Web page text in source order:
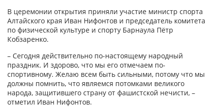
В церемонии открытия приняли участие министр спорта
Алтайского края Иван Нифонтов и председатель комитета
по физической культуре и спорту Барнаула Пётр
Кобзаренко.
– Сегодня действительно по-настоящему народный
праздник. И здорово, что мы его отмечаем по-
спортивному. Желаю всем быть сильными, потому что мы
должны помнить, что являемся потомками великого
народа, защитившего страну от фашистской нечисти, –
отметил Иван Нифонтов.